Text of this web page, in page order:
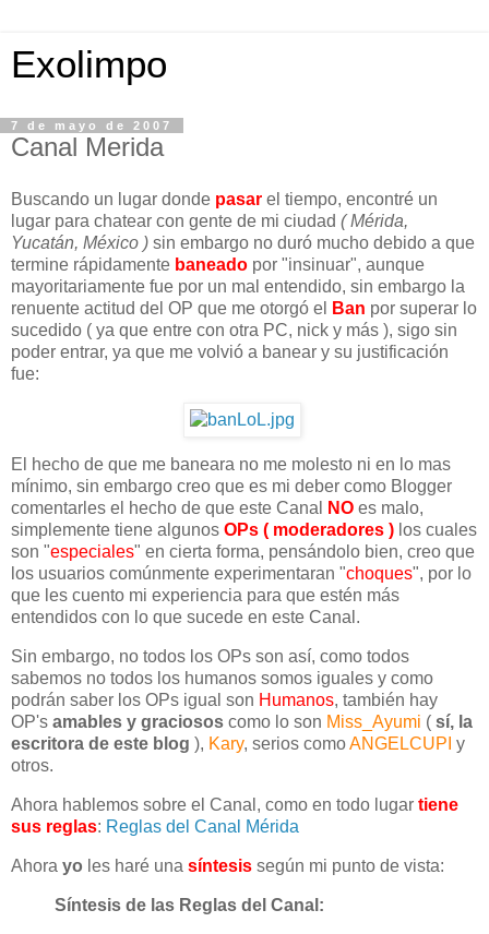
Exolimpo
7 de mayo de 2007
Canal Merida
Buscando un lugar donde pasar el tiempo, encontré un
lugar para chatear con gente de mi ciudad ( Mérida,
Yucatán, México ) sin embargo no duró mucho debido a que
termine rápidamente baneado por "insinuar", aunque
mayoritariamente fue por un mal entendido, sin embargo la
renuente actitud del OP que me otorgó el
Ban por superar lo
sucedido ( ya que entre con otra PC, nick y más ), sigo sin
poder entrar, ya que me volvió a banear y su justificación
fue:
El hecho de que me baneara no me molesto ni en lo mas
mínimo, sin embargo creo que es mi deber como Blogger
comentarles el hecho de que este Canal
NO es malo,
simplemente tiene algunos OPs ( moderadores ) los cuales
son "especiales" en cierta forma, pensándolo bien, creo que
los usuarios comúnmente experimentaran "choques", por lo
que les cuento mi experiencia para que estén más
entendidos con lo que sucede en este Canal.
Sin embargo, no todos los OPs son así, como todos
sabemos no todos los humanos somos iguales y como
podrán saber los OPs igual son Humanos, también hay
OP's amables y graciosos como lo son Miss_Ayumi ( sí, la
escritora de este blog ), Kary, serios comoANGELCUPI y
otros.
Ahora hablemos sobre el Canal, como en todo lugar tiene
sus reglas: Reglas del Canal Mérida
Ahora yo les haré una síntesis según mi punto de vista:
Síntesis de las Reglas del Canal: